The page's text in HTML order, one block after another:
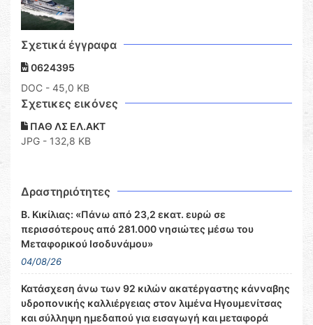
Σχετικά έγγραφα
0624395
DOC - 45,0 KB
Σχετικες εικόνες
ΠΑΘ ΛΣ ΕΛ.ΑΚΤ
JPG - 132,8 KB
Δραστηριότητες
Β. Κικίλιας: «Πάνω από 23,2 εκατ. ευρώ σε
περισσότερους από 281.000 νησιώτες μέσω του
Μεταφορικού Ισοδυνάμου»
04/08/26
Κατάσχεση άνω των 92 κιλών ακατέργαστης κάνναβης
υδροπονικής καλλιέργειας στον λιμένα Ηγουμενίτσας
και σύλληψη ημεδαπού για εισαγωγή και μεταφορά